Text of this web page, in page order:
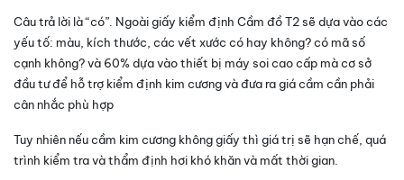
Câu trả lời là “có”. Ngoài giấy kiểm định Cầm đồ T2 sẽ dựa vào các
yếu tố: màu, kích thước, các vết xước có hay không? có mã số
cạnh không? và 60% dựa vào thiết bị máy soi cao cấp mà cơ sở
đầu tư để hỗ trợ kiểm định kim cương và đưa ra giá cầm cần phải
cân nhắc phù hợp
Tuy nhiên nếu cầm kim cương không giấy thì giá trị sẽ hạn chế, quá
trình kiểm tra và thẩm định hơi khó khăn và mất thời gian.